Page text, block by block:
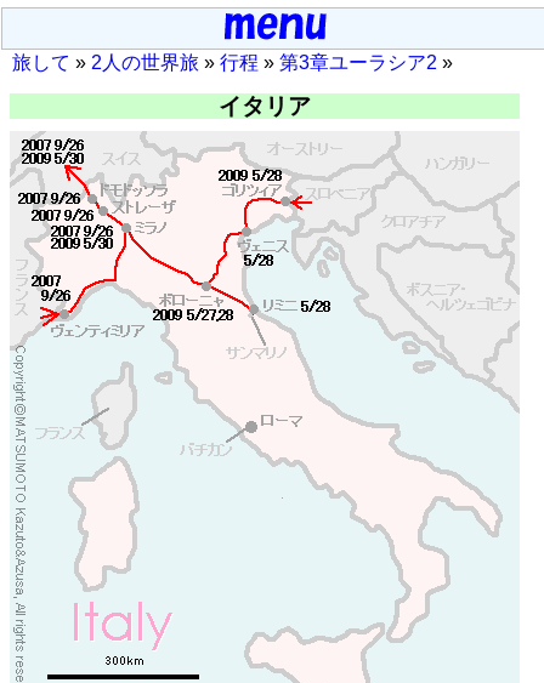
旅して » 2人の世界旅 » 行程 » 第3章ユーラシア2 »
イタリア